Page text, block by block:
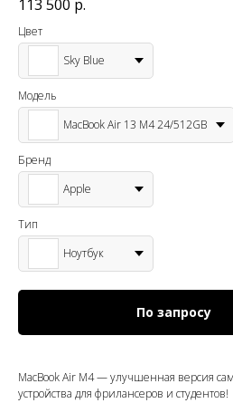
113 500 р.
Цвет
Sky Blue
Модель
MacBook Air 13 M4 24/512GB
Бренд
Apple
Тип
Ноутбук
По запросу
MacBook Air М4 — улучшенная версия
устройства для фрилансеров и студентов!